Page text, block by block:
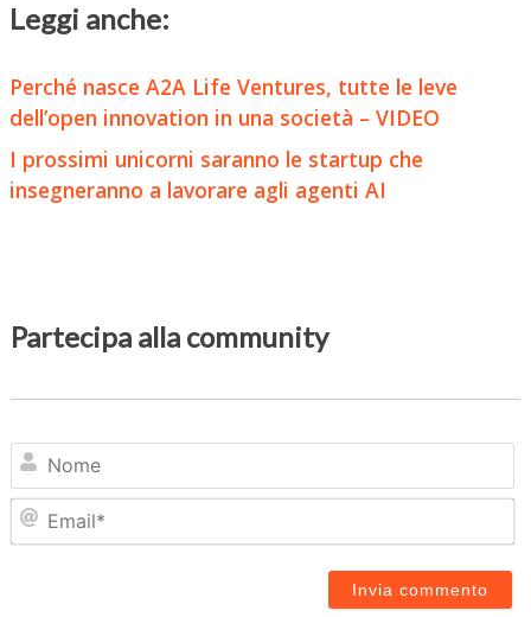
Leggi anche:
Perché nasce A2A Life Ventures, tutte le leve
dell’open innovation in una società – VIDEO
I prossimi unicorni saranno le startup che
insegneranno a lavorare agli agenti AI
Partecipa alla community